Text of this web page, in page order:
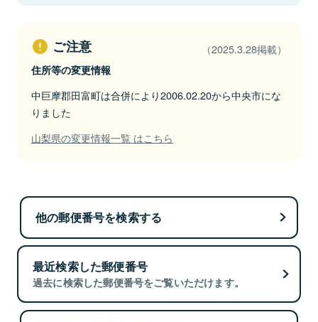
ご注意 （2025.3.28掲載）
住所等の変更情報
中巨摩郡田富町は合併により2006.02.20から中央市にな
りました
山梨県の変更情報一覧 はこちら
他の郵便番号を検索する
最近検索した郵便番号
過去に検索した郵便番号をご覧いただけます。